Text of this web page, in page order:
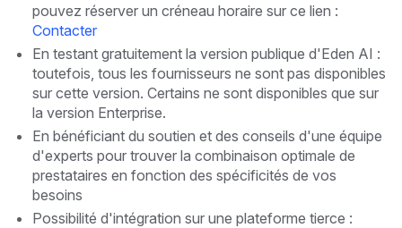
pouvez réserver un créneau horaire sur ce lien :
Contacter
En testant gratuitement la version publique d'Eden AI :
toutefois, tous les fournisseurs ne sont pas disponibles
sur cette version. Certains ne sont disponibles que sur
la version Enterprise.
En bénéficiant du soutien et des conseils d'une équipe
d'experts pour trouver la combinaison optimale de
prestataires en fonction des spécificités de vos
besoins
Possibilité d'intégration sur une plateforme tierce :